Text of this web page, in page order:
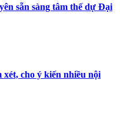
sẵn sàng tâm thế dự Đại
cho ý kiến nhiều nội